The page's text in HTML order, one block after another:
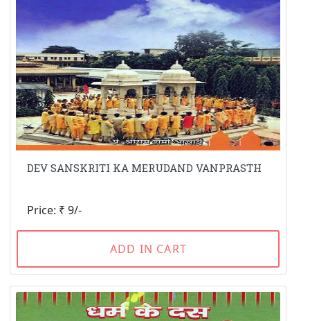
DEV SANSKRITI KA MERUDAND VANPRASTH
Price: ₹ 9/-
ADD IN CART